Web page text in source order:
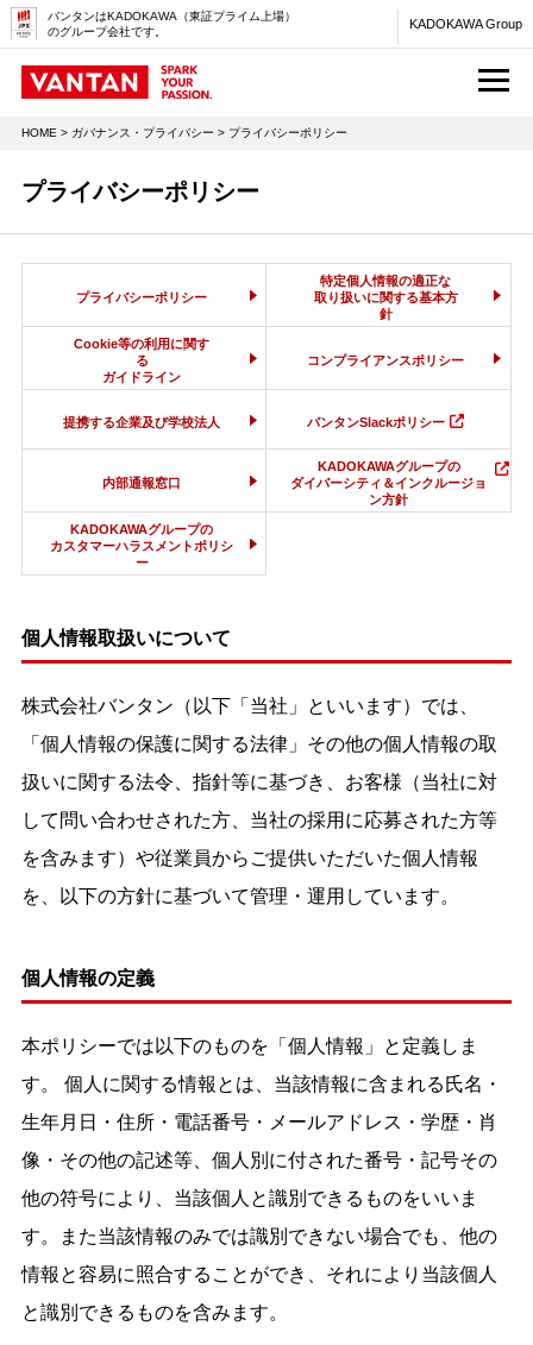
バンタンはKADOKAWA（東証プライム上場）
のグループ会社です。
KADOKAWA Group
HOME > ガバナンス・プライバシー > プライバシーポリシー
プライバシーポリシー
プライバシーポリシー
特定個人情報の適正な
取り扱いに関する基本方
針
Cookie等の利用に関す
る
ガイドライン
コンプライアンスポリシー
提携する企業及び学校法人 バンタンSlackポリシー
内部通報窓口
KADOKAWAグループの
ダイバーシティ＆インクルージョ
ン方針
KADOKAWAグループの
カスタマーハラスメントポリシ
ー
個人情報取扱いについて
株式会社バンタン（以下「当社」といいます）では、
「個人情報の保護に関する法律」その他の個人情報の取
扱いに関する法令、指針等に基づき、お客様（当社に対
して問い合わせされた方、当社の採用に応募された方等
を含みます）や従業員からご提供いただいた個人情報
を、以下の方針に基づいて管理・運用しています。
個人情報の定義
本ポリシーでは以下のものを「個人情報」と定義しま
す。 個人に関する情報とは、当該情報に含まれる氏名・
生年月日・住所・電話番号・メールアドレス・学歴・肖
像・その他の記述等、個人別に付された番号・記号その
他の符号により、当該個人と識別できるものをいいま
す。また当該情報のみでは識別できない場合でも、他の
情報と容易に照合することができ、それにより当該個人
と識別できるものを含みます。